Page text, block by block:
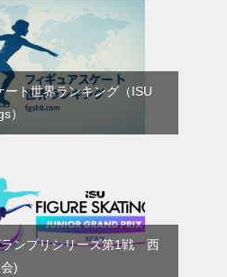
ート世界ランキング（ISU
）
ランプリシリーズ第1戦 西
)